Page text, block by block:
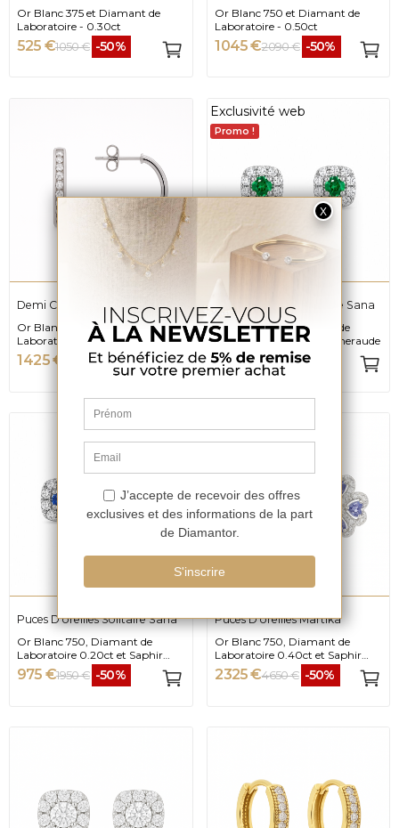
Or Blanc 375 et Diamant de
Laboratoire - 0.30ct
525 €1 050 € -50%
Or Blanc 750 et Diamant de
Laboratoire - 0.50ct
1 045 €2 090 € -50%
Demi Créoles Nola
Or Blanc 750 et Diamant de
Laboratoire - 0.90ct
1 425 € 2 850 € -50%
Exclusivité web
Promo !
Puces D'oreilles Solitaire Sana
Or Blanc 750, Diamant de
Laboratoire 0.20ct et Emeraude
975 €1 950 € -50%
Puces D'oreilles Solitaire Sana
Or Blanc 750, Diamant de
Laboratoire 0.20ct et Saphir
Ceylan
975 €1 950 € -50%
Puces D'oreilles Martika
Or Blanc 750, Diamant de
Laboratoire 0.40ct et Saphir
Ceylan
2 325 €4 650 € -50%